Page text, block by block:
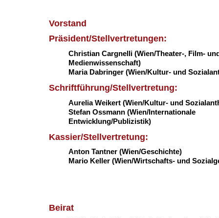
Vorstand
Präsident/Stellvertretungen:
Christian Cargnelli (Wien/Theater-, Film-
Medienwissenschaft)
Maria Dabringer (Wien/Kultur- und
Schriftführung/Stellvertretung:
Aurelia Weikert (Wien/Kultur- und
Stefan Ossmann (Wien/Internationale
Entwicklung/Publizistik)
Kassier/Stellvertretung:
Anton Tantner (Wien/Geschichte)
Mario Keller (Wien/Wirtschafts- und
Beirat